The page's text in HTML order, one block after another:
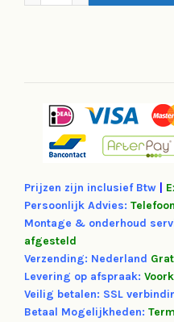
Prijzen zijn inclusief Btw
Persoonlijk Advies:
Montage & onderhoud
afgesteld
Verzending: Nederland
Levering op afspraak:
Veilig betalen: SSL
Betaal Mogelijkheden: